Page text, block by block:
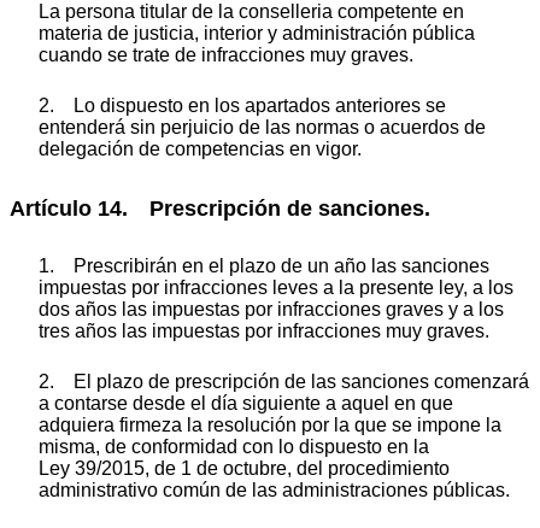
La persona titular de la conselleria competente en
materia de justicia, interior y administración pública
cuando se trate de infracciones muy graves.
2. Lo dispuesto en los apartados anteriores se
entenderá sin perjuicio de las normas o acuerdos de
delegación de competencias en vigor.
Artículo 14. Prescripción de sanciones.
1. Prescribirán en el plazo de un año las sanciones
impuestas por infracciones leves a la presente ley, a los
dos años las impuestas por infracciones graves y a los
tres años las impuestas por infracciones muy graves.
2. El plazo de prescripción de las sanciones comenzará
a contarse desde el día siguiente a aquel en que
adquiera firmeza la resolución por la que se impone la
misma, de conformidad con lo dispuesto en la
Ley 39/2015, de 1 de octubre, del procedimiento
administrativo común de las administraciones públicas.